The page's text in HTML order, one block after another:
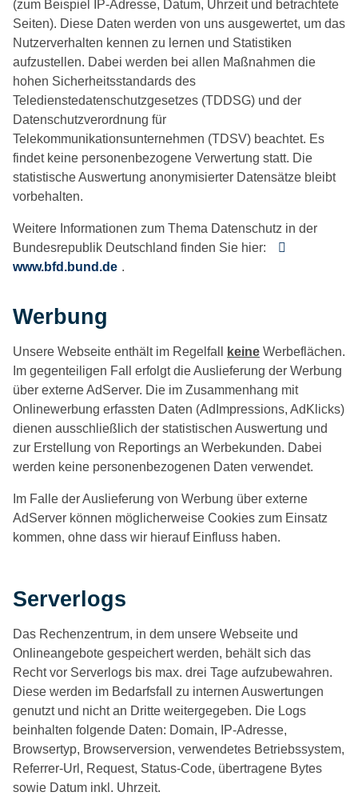
(zum Beispiel IP-Adresse, Datum, Uhrzeit und betrachtete
Seiten). Diese Daten werden von uns ausgewertet, um das
Nutzerverhalten kennen zu lernen und Statistiken
aufzustellen. Dabei werden bei allen Maßnahmen die
hohen Sicherheitsstandards des
Teledienstedatenschutzgesetzes (TDDSG) und der
Datenschutzverordnung für
Telekommunikationsunternehmen (TDSV) beachtet. Es
findet keine personenbezogene Verwertung statt. Die
statistische Auswertung anonymisierter Datensätze bleibt
vorbehalten.
Weitere Informationen zum Thema Datenschutz in der
Bundesrepublik Deutschland finden Sie hier:
www.bfd.bund.de .
Werbung
Unsere Webseite enthält im Regelfall keine Werbeflächen.
Im gegenteiligen Fall erfolgt die Auslieferung der Werbung
über externe AdServer. Die im Zusammenhang mit
Onlinewerbung erfassten Daten (AdImpressions, AdKlicks)
dienen ausschließlich der statistischen Auswertung und
zur Erstellung von Reportings an Werbekunden. Dabei
werden keine personenbezogenen Daten verwendet.
Im Falle der Auslieferung von Werbung über externe
AdServer können möglicherweise Cookies zum Einsatz
kommen, ohne dass wir hierauf Einfluss haben.
Serverlogs
Das Rechenzentrum, in dem unsere Webseite und
Onlineangebote gespeichert werden, behält sich das
Recht vor Serverlogs bis max. drei Tage aufzubewahren.
Diese werden im Bedarfsfall zu internen Auswertungen
genutzt und nicht an Dritte weitergegeben. Die Logs
beinhalten folgende Daten: Domain, IP-Adresse,
Browsertyp, Browserversion, verwendetes Betriebssystem,
Referrer-Url, Request, Status-Code, übertragene Bytes
sowie Datum inkl. Uhrzeit.